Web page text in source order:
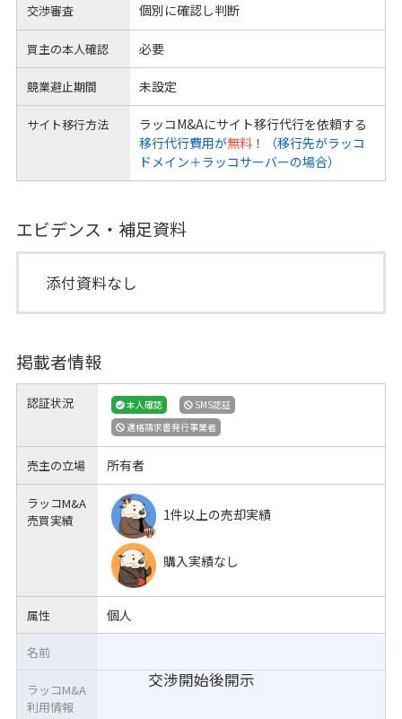
交渉審査 個別に確認し判断
買主の本人確認 必要
競業避止期間 未設定
サイト移行方法
ラッコM&Aにサイト移行代行を依頼する
移行代行費用が無料！（移行先がラッコ
ドメイン＋ラッコサーバーの場合）
エビデンス・補足資料
添付資料なし
掲載者情報
認証状況 本人確認
SMS認証
適格請求書発行事業者
売主の立場 所有者
ラッコM&A
売買実績
1件以上の売却実績
購入実績なし
属性 個人
交渉開始後開示
名前
ラッコM&A
利用情報